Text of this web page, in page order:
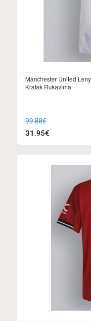
Manchester United
Kratak Rukavima
99.88€
31.95€